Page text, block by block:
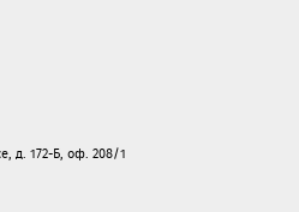
д. 172-Б, оф. 208/1